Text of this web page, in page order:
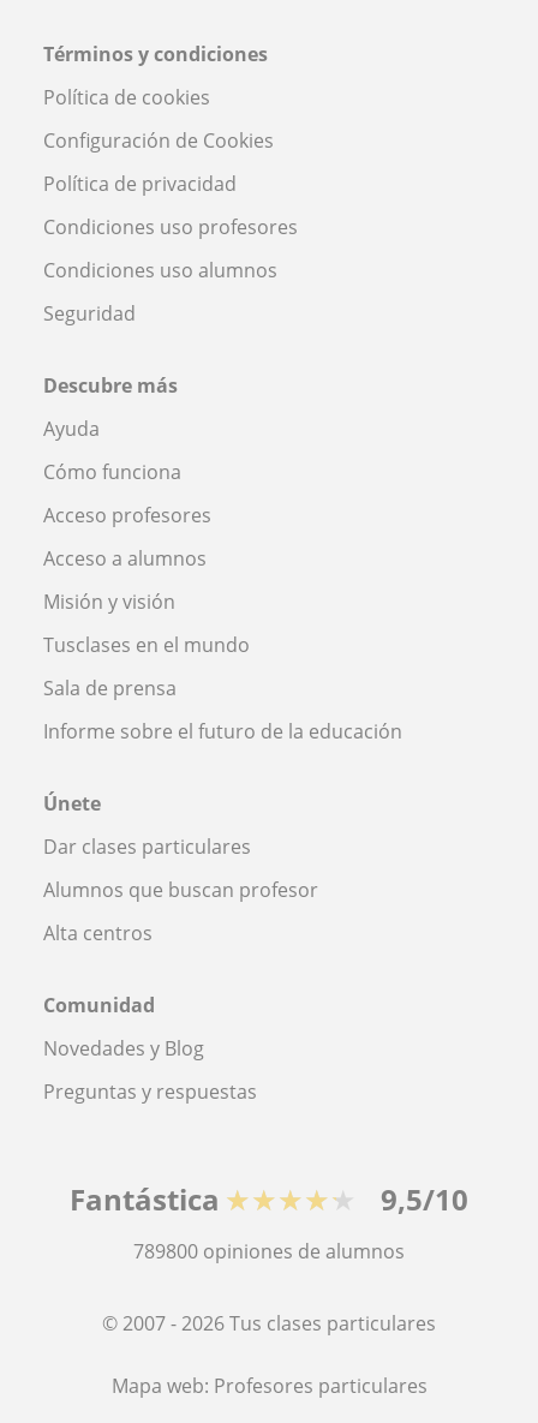
Términos y condiciones
Política de cookies
Configuración de Cookies
Política de privacidad
Condiciones uso profesores
Condiciones uso alumnos
Seguridad
Descubre más
Ayuda
Cómo funciona
Acceso profesores
Acceso a alumnos
Misión y visión
Tusclases en el mundo
Sala de prensa
Informe sobre el futuro de la educación
Únete
Dar clases particulares
Alumnos que buscan profesor
Alta centros
Comunidad
Novedades y Blog
Preguntas y respuestas
Fantástica ★★★★★ 9,5/10
789800 opiniones de alumnos
© 2007 - 2026 Tus clases particulares
Mapa web: Profesores particulares